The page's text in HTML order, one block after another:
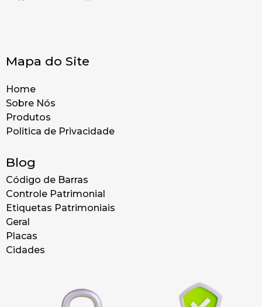
Mapa do Site
Home
Sobre Nós
Produtos
Politica de Privacidade
Blog
Código de Barras
Controle Patrimonial
Etiquetas Patrimoniais
Geral
Placas
Cidades